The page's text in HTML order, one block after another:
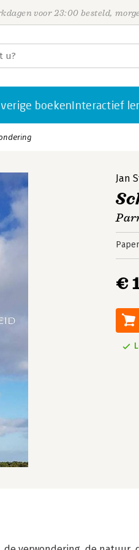
voor 23:00 besteld,
boekenInteractief
Jan
€